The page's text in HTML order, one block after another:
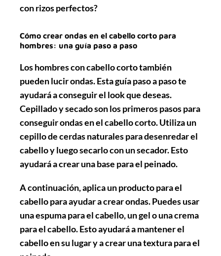
con rizos perfectos?
Cómo crear ondas en el cabello corto para
hombres: una guía paso a paso
Los hombres con cabello corto también
pueden lucir ondas. Esta guía paso a paso te
ayudará a conseguir el look que deseas.
Cepilladoysecadoson los primeros pasos para
conseguir ondas en el cabello corto. Utiliza un
cepillo de cerdas naturales para desenredar el
cabello y luego secarlo con un secador. Esto
ayudará a crear una base para el peinado.
A continuación,aplica un producto para el
cabellopara ayudar a crear ondas. Puedes usar
una espuma para el cabello, un gel o una crema
para el cabello. Esto ayudará a mantener el
cabello en su lugar y a crear una textura para el